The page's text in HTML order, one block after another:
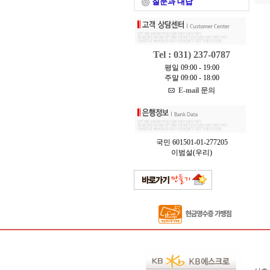
Tel : 031) 237-0787
평일 09:00 - 19:00
주말 09:00 - 18:00
E-mail 문의
국민 601501-01-277205
이범설(우리)